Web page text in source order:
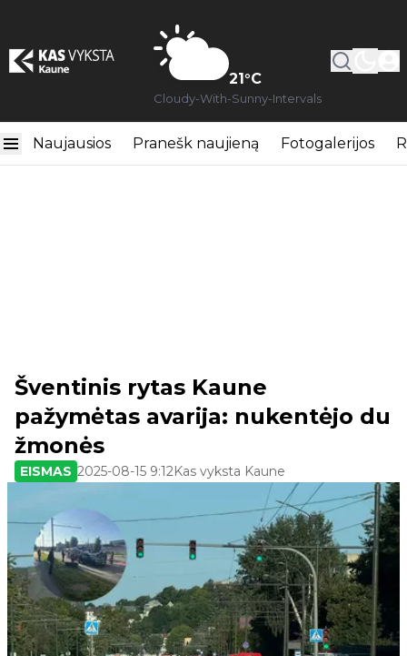
21°C
Cloudy-With-Sunny-Intervals
Naujausios Pranešk naujieną Fotogalerijos
Šventinis rytas Kaune
pažymėtas avarija: nukentėjo du
žmonės
EISMAS 2025-08-15 9:12Kas vyksta Kaune